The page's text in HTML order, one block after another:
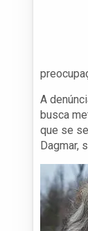
A
busca
que se
Dagmar,